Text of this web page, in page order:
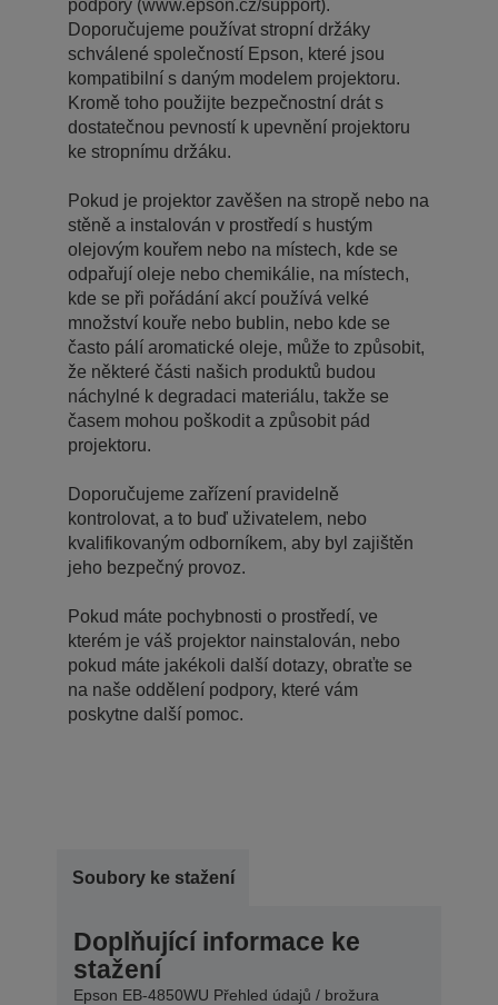
podpory (www.epson.cz/support).
Doporučujeme používat stropní držáky
schválené společností Epson, které jsou
kompatibilní s daným modelem projektoru.
Kromě toho použijte bezpečnostní drát s
dostatečnou pevností k upevnění projektoru
ke stropnímu držáku.
Pokud je projektor zavěšen na stropě nebo na
stěně a instalován v prostředí s hustým
olejovým kouřem nebo na místech, kde se
odpařují oleje nebo chemikálie, na místech,
kde se při pořádání akcí používá velké
množství kouře nebo bublin, nebo kde se
často pálí aromatické oleje, může to způsobit,
že některé části našich produktů budou
náchylné k degradaci materiálu, takže se
časem mohou poškodit a způsobit pád
projektoru.
Doporučujeme zařízení pravidelně
kontrolovat, a to buď uživatelem, nebo
kvalifikovaným odborníkem, aby byl zajištěn
jeho bezpečný provoz.
Pokud máte pochybnosti o prostředí, ve
kterém je váš projektor nainstalován, nebo
pokud máte jakékoli další dotazy, obraťte se
na naše oddělení podpory, které vám
poskytne další pomoc.
Soubory ke stažení
Doplňující informace ke
stažení
Epson EB-4850WU Přehled údajů / brožura